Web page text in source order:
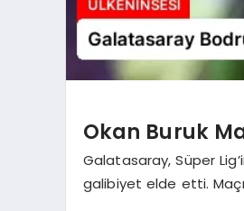
Okan Buruk
Galatasaray, Süper
galibiyet elde etti.